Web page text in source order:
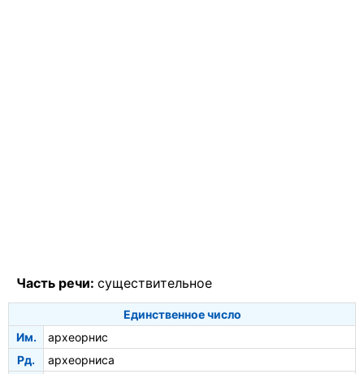
Часть речи: существительное
Единственное число
Им.
археорнис
Рд.
археорниса